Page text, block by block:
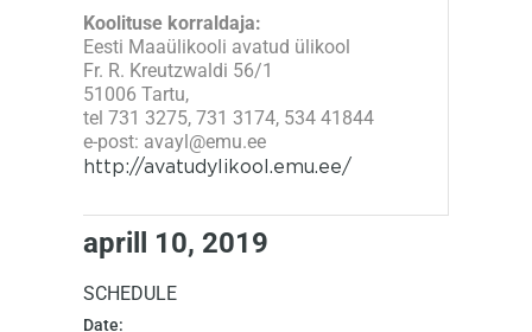
Koolituse korraldaja:
Eesti Maaülikooli avatud ülikool
Fr. R. Kreutzwaldi 56/1
51006 Tartu,
tel 731 3275, 731 3174, 534 41844
e-post: avayl@emu.ee
http://avatudylikool.emu.ee/
aprill 10, 2019
SCHEDULE
Date: